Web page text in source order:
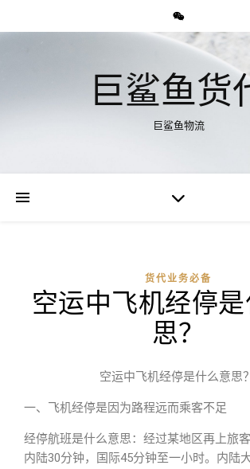
巨鲨鱼货
巨鲨鱼物流
货代业务必备
空运中飞机经停
思？
空运中飞机经停是什么意思？
一、飞机经停是因为路程远而乘客不足
经停航班是什么意思：经过某地区再上旅
内陆30分钟，国际45分钟至一小时。内陆